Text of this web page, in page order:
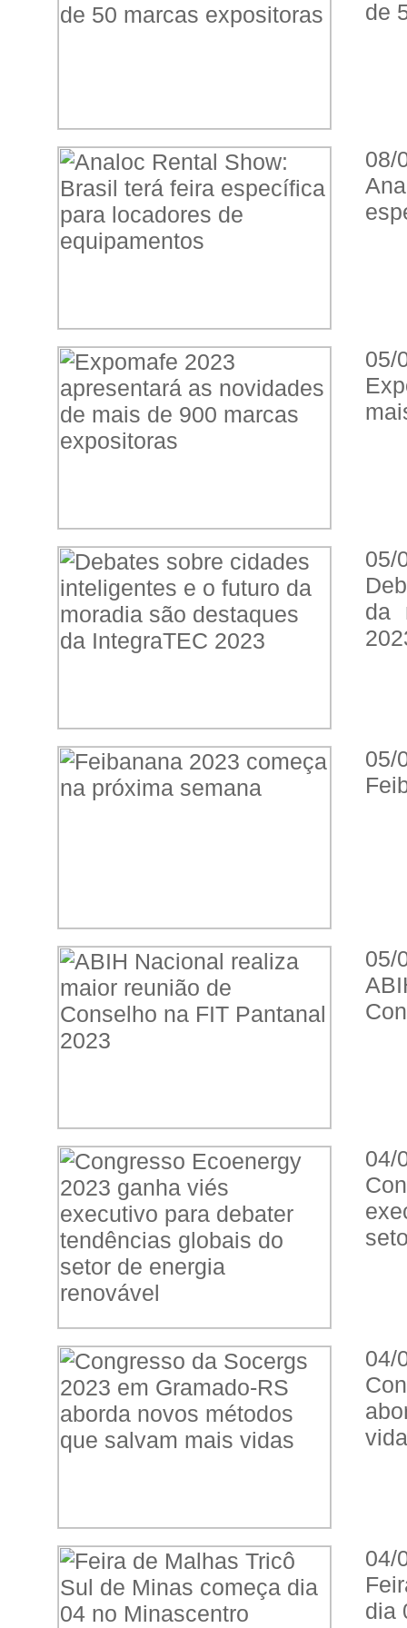
de
08/
05/
05/
da
05/
05/
04/
04/
04/
dia